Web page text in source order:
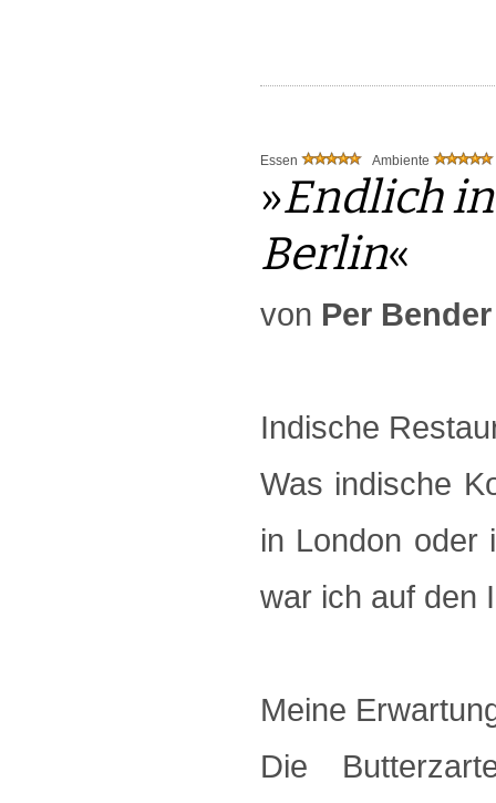
Essen Ambiente
»Endlich
Berlin«
von Per Bender
Indische
Was indische
in London oder
war ich auf den
Meine
Die